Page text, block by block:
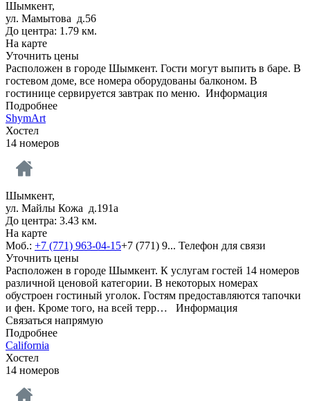
Шымкент,
ул. Мамытова д.56
До центра: 1.79 км.
На карте
Уточнить цены
Расположен в городе Шымкент. Гости могут выпить в баре. В
гостевом доме, все номера оборудованы балконом. В
гостинице сервируется завтрак по меню. Информация
Подробнее
ShymArt
Хостел
14 номеров
Шымкент,
ул. Майлы Кожа д.191а
До центра: 3.43 км.
На карте
Моб.: +7 (771) 963-04-15+7 (771) 9... Телефон для связи
Уточнить цены
Расположен в городе Шымкент. К услугам гостей 14 номеров
различной ценовой категории. В некоторых номерах
обустроен гостиный уголок. Гостям предоставляются тапочки
и фен. Кроме того, на всей терр… Информация
Связаться напрямую
Подробнее
California
Хостел
14 номеров